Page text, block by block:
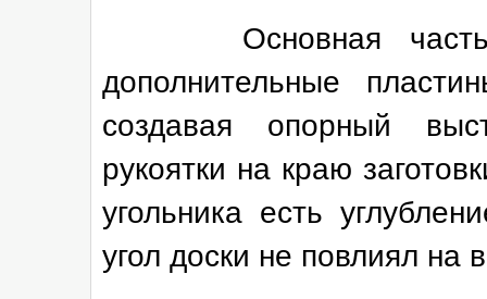
Основная часть
дополнительные
создавая опорный
рукоятки на краю
угольника есть
угол доски не повлиял на